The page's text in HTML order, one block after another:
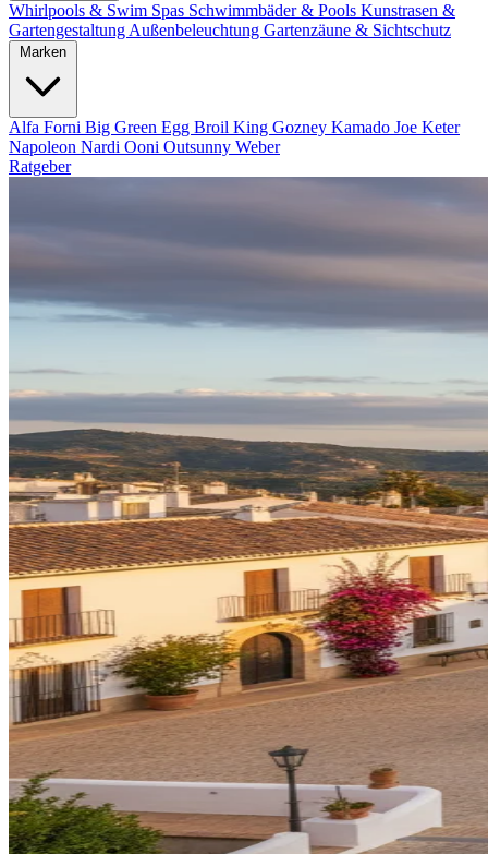
Whirlpools & Swim Spas Schwimmbäder & Pools Kunstrasen &
Gartengestaltung Außenbeleuchtung Gartenzäune & Sichtschutz
Alfa Forni Big Green Egg Broil King Gozney Kamado Joe Keter
Napoleon Nardi Ooni Outsunny Weber
Ratgeber